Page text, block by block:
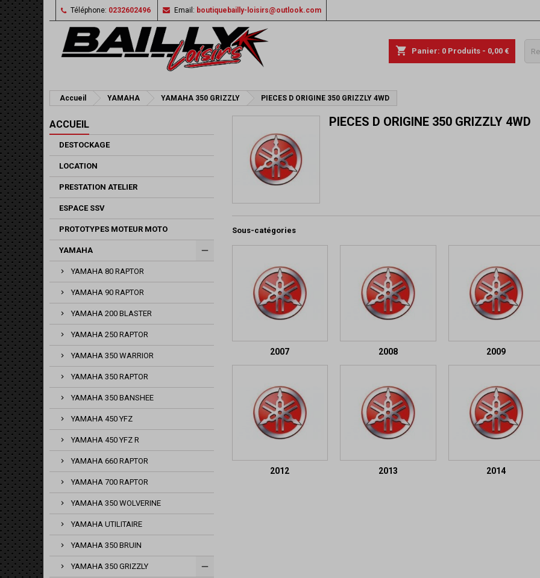
Téléphone: 0232602496 Email: boutiquebailly-loisirs@outlook.com
shopping_cart Panier: 0 Produits - 0,00 €
Accueil YAMAHA YAMAHA 350 GRIZZLY PIECES D ORIGINE 350 GRIZZLY 4WD
ACCUEIL
DESTOCKAGE
LOCATION
PRESTATION ATELIER
ESPACE SSV
PROTOTYPES MOTEUR MOTO
YAMAHA
YAMAHA 80 RAPTOR
YAMAHA 90 RAPTOR
YAMAHA 200 BLASTER
YAMAHA 250 RAPTOR
YAMAHA 350 WARRIOR
YAMAHA 350 RAPTOR
YAMAHA 350 BANSHEE
YAMAHA 450 YFZ
YAMAHA 450 YFZ R
YAMAHA 660 RAPTOR
YAMAHA 700 RAPTOR
YAMAHA 350 WOLVERINE
YAMAHA UTILITAIRE
YAMAHA 350 BRUIN
YAMAHA 350 GRIZZLY
PIECES D ORIGINE 350 GRIZZLY 4WD
Sous-catégories
2007 2008 2009
2012 2013 2014